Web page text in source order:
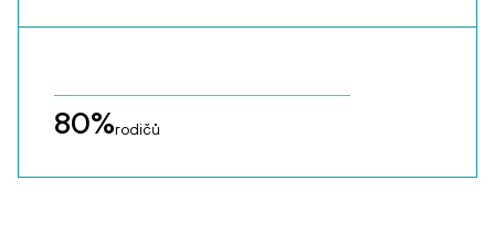
80%rodičů